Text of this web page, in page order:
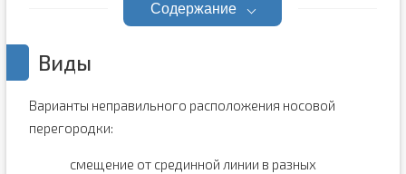
Содержание
Виды
Варианты неправильного расположения носовой
перегородки:
смещение от срединной линии в разных